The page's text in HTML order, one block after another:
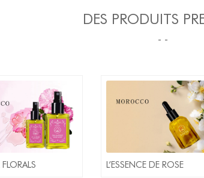
DES PRODUITS
- -
L’ESSENCE DE ROSE